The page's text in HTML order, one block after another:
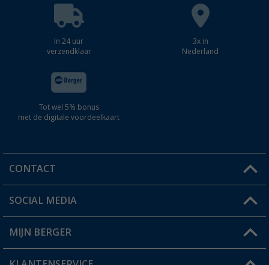
In 24 uur
verzendklaar
3x in
Nederland
Tot wel 5% bonus
met de digitale voordeelkaart
CONTACT
Een vraag?
Winkel vinden
SOCIAL MEDIA
MIJN BERGER